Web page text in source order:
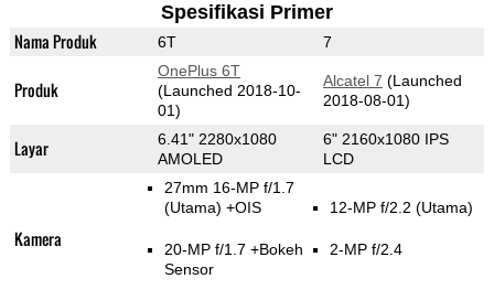
Spesifikasi Primer
Nama Produk 6T 7
Produk
OnePlus 6T
(Launched 2018-10-
01)
Alcatel 7 (Launched
2018-08-01)
Layar
6.41" 2280x1080
AMOLED
6" 2160x1080 IPS
LCD
Kamera
27mm 16-MP f/1.7
(Utama) +OIS
20-MP f/1.7 +Bokeh
Sensor
12-MP f/2.2 (Utama)
2-MP f/2.4